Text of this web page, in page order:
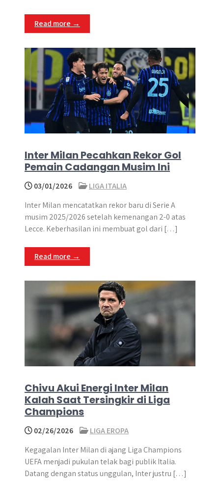
Read more →
Inter Milan Pecahkan Rekor Gol
Pemain Cadangan Musim Ini
03/01/2026
LIGA ITALIA
Inter Milan mencatatkan rekor baru di Serie A
musim 2025/2026 setelah kemenangan 2-0 atas
Lecce. Keberhasilan ini membuat gol dari […]
Read more →
Chivu Akui Energi Inter Milan
Kalah Saat Tersingkir di Liga
Champions
02/26/2026
LIGA EROPA
Kegagalan Inter Milan di ajang Liga Champions
UEFA menjadi pukulan telak bagi publik Italia.
Datang dengan status unggulan, Inter justru […]